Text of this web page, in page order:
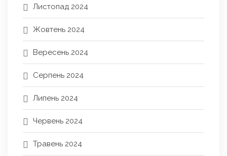
Листопад 2024
Жовтень 2024
Вересень 2024
Серпень 2024
Липень 2024
Червень 2024
Травень 2024